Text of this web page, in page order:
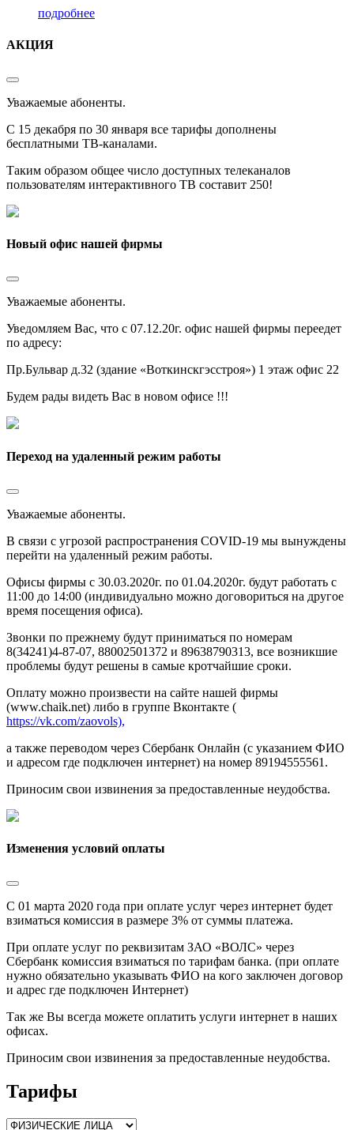
подробнее
АКЦИЯ
Уважаемые абоненты.
С 15 декабря по 30 января все тарифы дополнены
бесплатными ТВ-каналами.
Таким образом общее число доступных телеканалов
пользователям интерактивного ТВ составит 250!
Новый офис нашей фирмы
Уважаемые абоненты.
Уведомляем Вас, что с 07.12.20г. офис нашей фирмы переедет
по адресу:
Пр.Бульвар д.32 (здание «Воткинскгэсстроя») 1 этаж офис 22
Будем рады видеть Вас в новом офисе !!!
Переход на удаленный режим работы
Уважаемые абоненты.
В связи с угрозой распространения COVID-19 мы вынуждены
перейти на удаленный режим работы.
Офисы фирмы с 30.03.2020г. по 01.04.2020г. будут работать с
11:00 до 14:00 (индивидуально можно договориться на другое
время посещения офиса).
Звонки по прежнему будут приниматься по номерам
8(34241)4-87-07, 88002501372 и 89638790313, все возникшие
проблемы будут решены в самые кротчайшие сроки.
Оплату можно произвести на сайте нашей фирмы
(www.chaik.net) либо в группе Вконтакте (
https://vk.com/zaovols),
а также переводом через Сбербанк Онлайн (с указанием ФИО
и адресом где подключен интернет) на номер 89194555561.
Приносим свои извинения за предоставленные неудобства.
Изменения условий оплаты
С 01 марта 2020 года при оплате услуг через интернет будет
взиматься комиссия в размере 3% от суммы платежа.
При оплате услуг по реквизитам ЗАО «ВОЛС» через
Сбербанк комиссия взиматься по тарифам банка. (при оплате
нужно обязательно указывать ФИО на кого заключен договор
и адрес где подключен Интернет)
Так же Вы всегда можете оплатить услуги интернет в наших
офисах.
Приносим свои извинения за предоставленные неудобства.
Тарифы